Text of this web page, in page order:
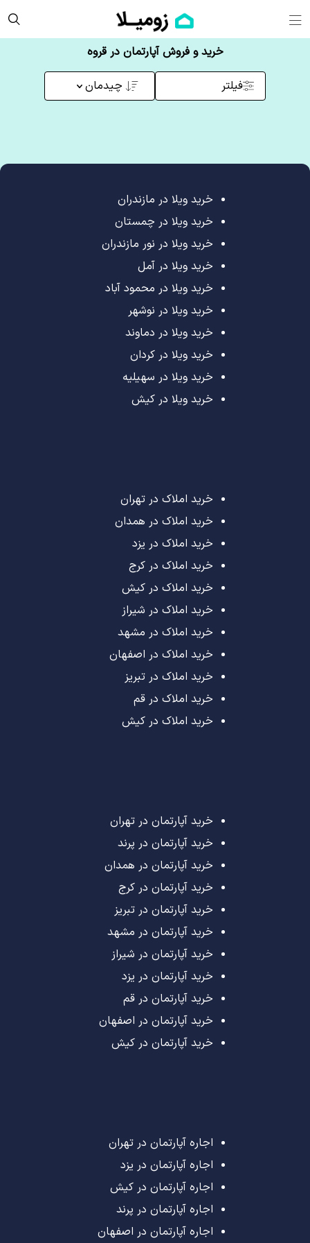
خرید و فروش آپارتمان در قروه
فیلتر چیدمان
خرید ویلا در مازندران
خرید ویلا در چمستان
خرید ویلا در نور مازندران
خرید ویلا در آمل
خرید ویلا در محمود آباد
خرید ویلا در نوشهر
خرید ویلا در دماوند
خرید ویلا در کردان
خرید ویلا در سهیلیه
خرید ویلا در کیش
خرید املاک در تهران
خرید املاک در همدان
خرید املاک در یزد
خرید املاک در کرج
خرید املاک در کیش
خرید املاک در شیراز
خرید املاک در مشهد
خرید املاک در اصفهان
خرید املاک در تبریز
خرید املاک در قم
خرید املاک در کیش
خرید آپارتمان در تهران
خرید آپارتمان در پرند
خرید آپارتمان در همدان
خرید آپارتمان در کرج
خرید آپارتمان در تبریز
خرید آپارتمان در مشهد
خرید آپارتمان در شیراز
خرید آپارتمان در یزد
خرید آپارتمان در قم
خرید آپارتمان در اصفهان
خرید آپارتمان در کیش
اجاره آپارتمان در تهران
اجاره آپارتمان در یزد
اجاره آپارتمان در کیش
اجاره آپارتمان در پرند
اجاره آپارتمان در اصفهان